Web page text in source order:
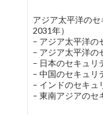
アジア太平洋の
2031年）
– アジア太平洋の
– アジア太平洋の
– 日本のセキュリ
– 中国のセキュリ
– インドのセキュ
– 東南アジアのセ